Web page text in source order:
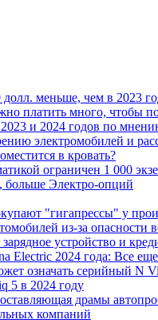
меньше, чем в 2023
платить много, чтобы
и 2024 годов по
электромобилей и
в кровать?
ограничен 1 000
больше Электро-опций
"гигапрессы" у
из-за опасности
устройство и
Electric 2024 года: Все
означать серийный N
5 в 2024 году
драмы
компаний